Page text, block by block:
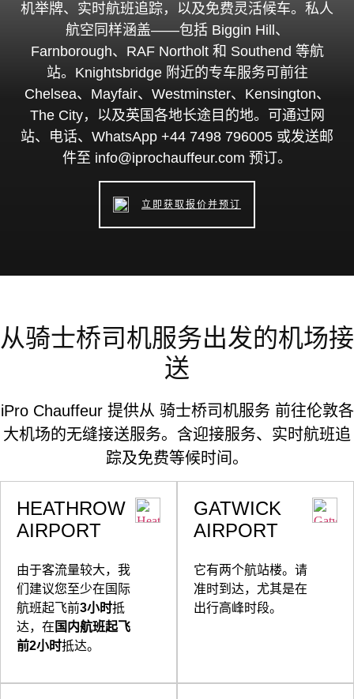
机举牌、实时航班追踪，以及免费灵活候车。私人
航空同样涵盖——包括 Biggin Hill、
Farnborough、RAF Northolt 和 Southend 等航
站。Knightsbridge 附近的专车服务可前往
Chelsea、Mayfair、Westminster、Kensington、
The City，以及英国各地长途目的地。可通过网
站、电话、WhatsApp +44 7498 796005 或发送邮
件至 info@iprochauffeur.com 预订。
立即获取报价并预订
从骑士桥司机服务出发的机场接
送
iPro Chauffeur 提供从 骑士桥司机服务 前往伦敦各
大机场的无缝接送服务。含迎接服务、实时航班追
踪及免费等候时间。
HEATHROW
AIRPORT
由于客流量较大，我
们建议您至少在国际
航班起飞前3小时抵
达，在 国内航班起飞
前2小时抵达。
GATWICK
AIRPORT
它有两个航站楼。请
准时到达，尤其是在
出行高峰时段。